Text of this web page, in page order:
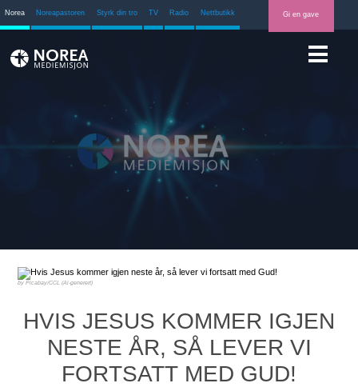
Norea Noreapastoren Styrk din tro TV Radio Nettbutikk Gi en gave
Picabay/CCL (Ai-generert)
HVIS JESUS KOMMER IGJEN
NESTE ÅR, SÅ LEVER VI
FORTSATT MED GUD!